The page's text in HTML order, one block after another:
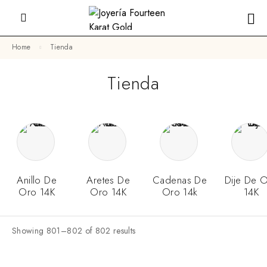
Home Tienda
Tienda
Anillo De
Oro 14K
Aretes De
Oro 14K
Cadenas De
Oro 14k
Dije De
14K
Showing 801–802 of 802 results